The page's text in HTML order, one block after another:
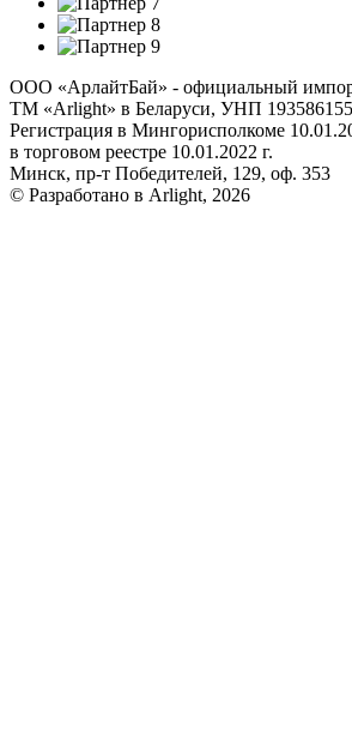
ООО «АрлайтБай» - официальный
ТМ «Arlight» в Беларуси, УНП 193586155
Регистрация в Мингорисполкоме
в торговом реестре 10.01.2022 г.
Минск, пр-т Победителей, 129, оф. 353
© Разработано в Arlight, 2026